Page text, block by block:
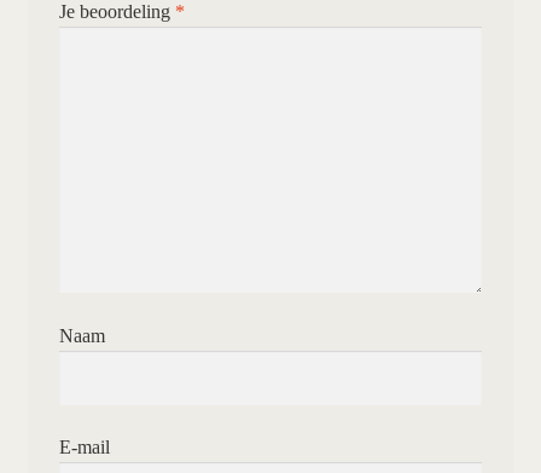
Je beoordeling *
Naam
E-mail